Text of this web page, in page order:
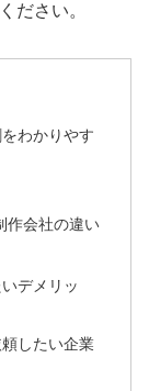
ださい。
わかりやす
作会社の違い
デメリッ
したい企業